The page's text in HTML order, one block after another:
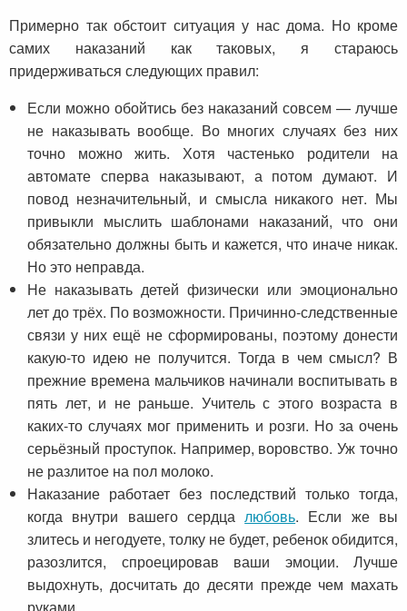
Примерно так обстоит ситуация у нас дома. Но кроме
самих наказаний как таковых, я стараюсь
придерживаться следующих правил:
Если можно обойтись без наказаний совсем — лучше
не наказывать вообще. Во многих случаях без них
точно можно жить. Хотя частенько родители на
автомате сперва наказывают, а потом думают. И
повод незначительный, и смысла никакого нет. Мы
привыкли мыслить шаблонами наказаний, что они
обязательно должны быть и кажется, что иначе никак.
Но это неправда.
Не наказывать детей физически или эмоционально
лет до трёх. По возможности. Причинно-следственные
связи у них ещё не сформированы, поэтому донести
какую-то идею не получится. Тогда в чем смысл? В
прежние времена мальчиков начинали воспитывать в
пять лет, и не раньше. Учитель с этого возраста в
каких-то случаях мог применить и розги. Но за очень
серьёзный проступок. Например, воровство. Уж точно
не разлитое на пол молоко.
Наказание работает без последствий только тогда,
когда внутри вашего сердцалюбовь. Если же вы
злитесь и негодуете, толку не будет, ребенок обидится,
разозлится, спроецировав ваши эмоции. Лучше
выдохнуть, досчитать до десяти прежде чем махать